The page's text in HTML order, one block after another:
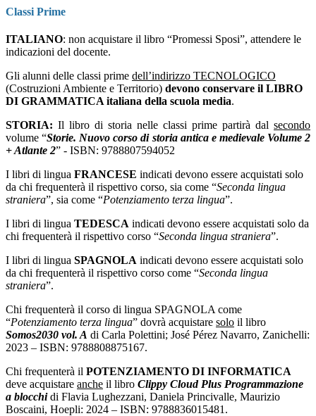
Classi Prime
ITALIANO: non acquistare il libro “Promessi Sposi”, attendere le
indicazioni del docente.
Gli alunni delle classi prime dell’indirizzo TECNOLOGICO
(Costruzioni Ambiente e Territorio) devono conservare il LIBRO
DI GRAMMATICA italiana della scuola media.
STORIA: Il libro di storia nelle classi prime partirà dal secondo
volume “Storie. Nuovo corso di storia antica e medievale Volume 2
+ Atlante 2” - ISBN: 9788807594052
I libri di lingua FRANCESE indicati devono essere acquistati solo
da chi frequenterà il rispettivo corso, sia come “Seconda lingua
straniera”, sia come “Potenziamento terza lingua”.
I libri di lingua TEDESCA indicati devono essere acquistati solo da
chi frequenterà il rispettivo corso “Seconda lingua straniera”.
I libri di lingua SPAGNOLA indicati devono essere acquistati solo
da chi frequenterà il rispettivo corso come “Seconda lingua
straniera”.
Chi frequenterà il corso di lingua SPAGNOLA come
“Potenziamento terza lingua” dovrà acquistare solo il libro
Somos2030 vol. A di Carla Polettini; José Pérez Navarro, Zanichelli:
2023 – ISBN: 9788808875167.
Chi frequenterà il POTENZIAMENTO DI INFORMATICA
deve acquistare anche il libro Clippy Cloud Plus Programmazione
a blocchidi Flavia Lughezzani, Daniela Princivalle, Maurizio
Boscaini, Hoepli: 2024 – ISBN: 9788836015481.